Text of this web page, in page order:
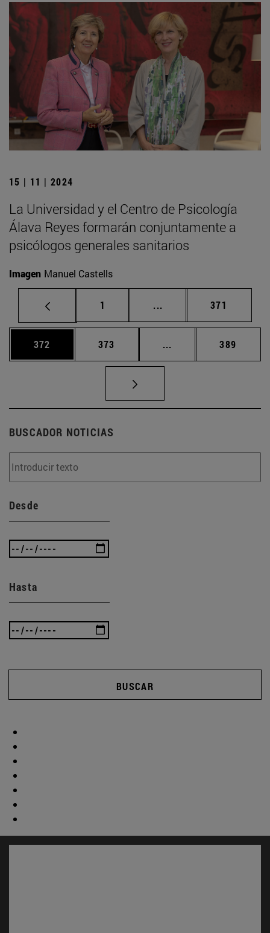
15 | 11 | 2024
La Universidad y el Centro de Psicología
Álava Reyes formarán conjuntamente a
psicólogos generales sanitarios
Imagen Manuel Castells
Página
1 ... Páginas intermedias
Página
371
Página
372 Página
373 ... Páginas intermedias
Página
389
BUSCADOR NOTICIAS
Desde
Hasta
BUSCAR